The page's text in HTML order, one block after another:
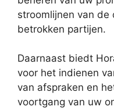
stroomlijnen van de
betrokken partijen.
Daarnaast biedt
voor het indienen
van afspraken en
voortgang van uw